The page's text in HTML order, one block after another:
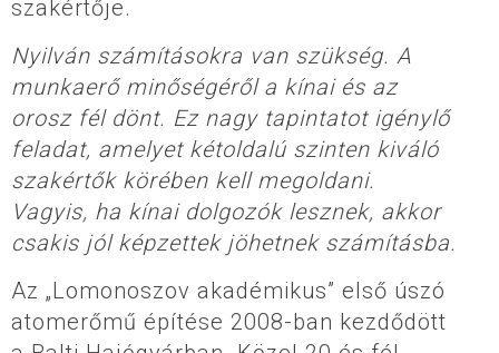
szakértője.
Nyilván számításokra van szükség. A
munkaerő minőségéről a kínai és az
orosz fél dönt. Ez nagy tapintatot igénylő
feladat, amelyet kétoldalú szinten kiváló
szakértők körében kell megoldani.
Vagyis, ha kínai dolgozók lesznek, akkor
csakis jól képzettek jöhetnek számításba.
Az „Lomonoszov akadémikus” első úszó
atomerőmű építése 2008-ban kezdődött